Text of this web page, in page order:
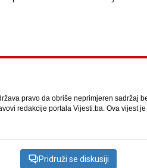
pravo da obriše neprimjeren sadržaj
redakcije portala Vijesti.ba. Ova vijest
Pridruži se diskusiji